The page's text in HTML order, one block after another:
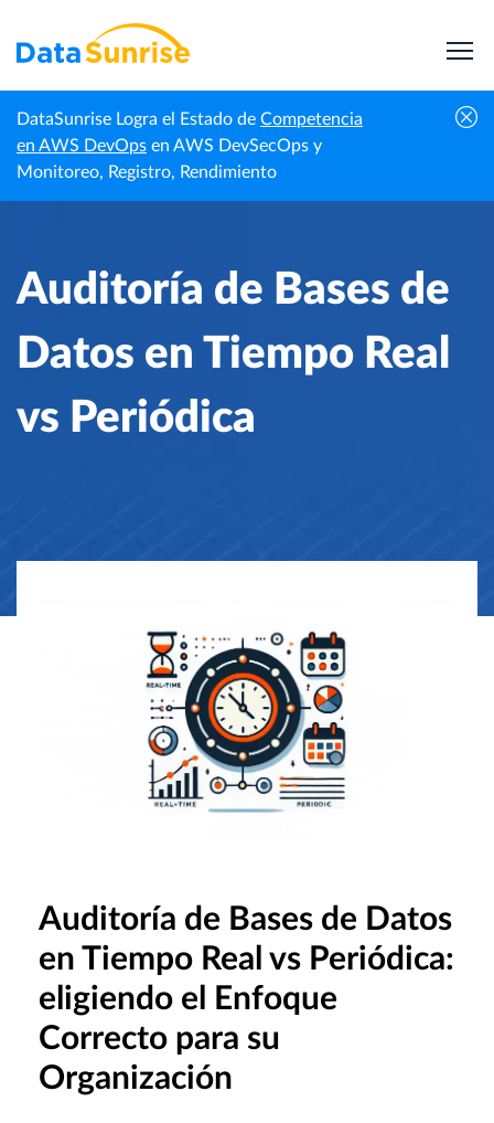
DataSunrise Logra el Estado de Competencia
en AWS DevOps en AWS DevSecOps y
Monitoreo, Registro, Rendimiento
Inicio
Centro de
Conocimiento
Auditoría de Bases de Datos en Tiempo Real
vs Periódica
Auditoría de Bases de
Datos en Tiempo Real
vs Periódica
Auditoría de Bases de Datos
en Tiempo Real vs Periódica:
eligiendo el Enfoque
Correcto para su
Organización